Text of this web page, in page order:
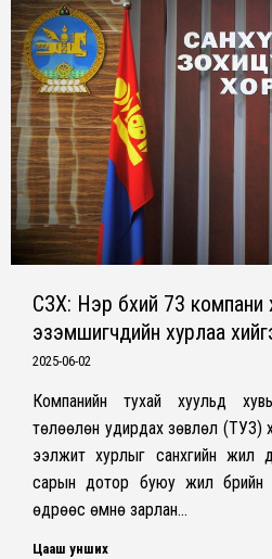
СЗХ: Нэр бүхий 73 компани
эзэмшигчдийн хурлаа
2025-06-02
Компанийн тухай хуульд
төлөөлөн удирдах зөвлөл (ТУЗ)
ээлжит хурлыг санхүүгийн
сарын дотор буюу жил бүрийн
өдрөөс өмнө зарлан…
Цааш унших